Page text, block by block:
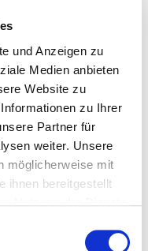
und Anzeigen zu
Medien anbieten
Website zu
zu Ihrer
Partner für
weiter. Unsere
möglicherweise mit
ihnen bereitgestellt
hat ein
und ist somit ideal für
Weinliebhaber. Der
2009 ist ein
der Pinot Noir